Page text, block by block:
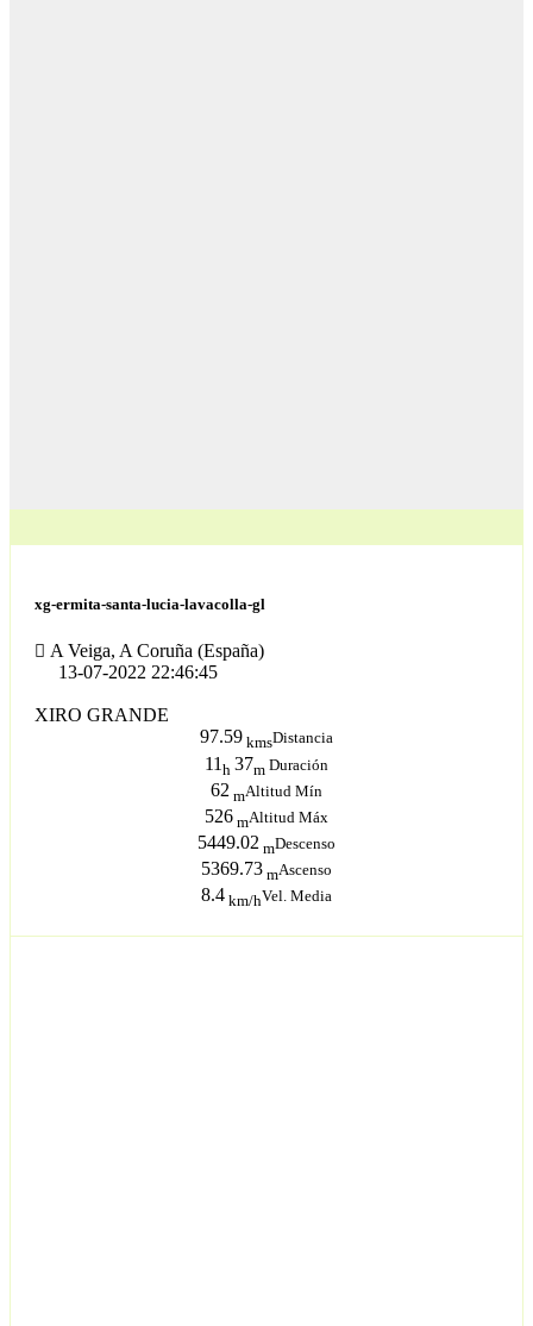
xg-ermita-santa-lucia-lavacolla-gl
A Veiga, A Coruña (España)
13-07-2022 22:46:45
XIRO GRANDE
97.59 kmsDistancia
11 h 37m Duración
62 mAltitud Mín
526 mAltitud Máx
5449.02 mDescenso
5369.73 mAscenso
8.4 km/hVel. Media